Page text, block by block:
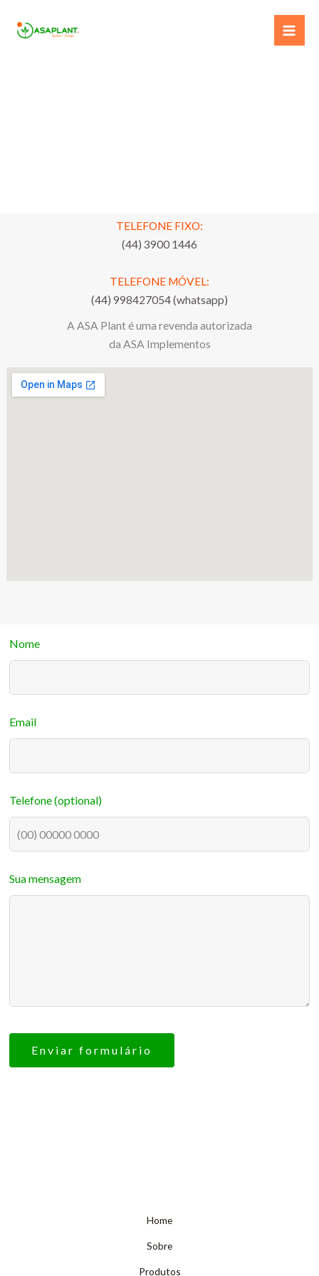
para
TELEFONE FIXO:
(44) 3900 1446
TELEFONE MÓVEL:
(44) 998427054 (whatsapp)
A ASA Plant é uma revenda autorizada
da ASA Implementos
Leave
this
blank
Nome
Email
Telefone(optional)
Sua mensagem
Enviar formulário
Home
Sobre
Produtos